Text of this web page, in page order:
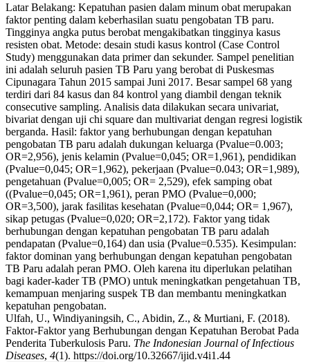
Latar Belakang: Kepatuhan pasien dalam minum obat merupakan
faktor penting dalam keberhasilan suatu pengobatan TB paru.
Tingginya angka putus berobat mengakibatkan tingginya kasus
resisten obat. Metode: desain studi kasus kontrol (Case Control
Study) menggunakan data primer dan sekunder. Sampel penelitian
ini adalah seluruh pasien TB Paru yang berobat di Puskesmas
Cipunagara Tahun 2015 sampai Juni 2017. Besar sampel 68 yang
terdiri dari 84 kasus dan 84 kontrol yang diambil dengan teknik
consecutive sampling. Analisis data dilakukan secara univariat,
bivariat dengan uji chi square dan multivariat dengan regresi logistik
berganda. Hasil: faktor yang berhubungan dengan kepatuhan
pengobatan TB paru adalah dukungan keluarga (Pvalue=0.003;
OR=2,956), jenis kelamin (Pvalue=0,045; OR=1,961), pendidikan
(Pvalue=0,045; OR=1,962), pekerjaan (Pvalue=0.043; OR=1,989),
pengetahuan (Pvalue=0,005; OR= 2,529), efek samping obat
((Pvalue=0,045; OR=1,961), peran PMO (Pvalue=0,000;
OR=3,500), jarak fasilitas kesehatan (Pvalue=0,044; OR= 1,967),
sikap petugas (Pvalue=0,020; OR=2,172). Faktor yang tidak
berhubungan dengan kepatuhan pengobatan TB paru adalah
pendapatan (Pvalue=0,164) dan usia (Pvalue=0.535). Kesimpulan:
faktor dominan yang berhubungan dengan kepatuhan pengobatan
TB Paru adalah peran PMO. Oleh karena itu diperlukan pelatihan
bagi kader-kader TB (PMO) untuk meningkatkan pengetahuan TB,
kemampuan menjaring suspek TB dan membantu meningkatkan
kepatuhan pengobatan.
Ulfah, U., Windiyaningsih, C., Abidin, Z., & Murtiani, F. (2018).
Faktor-Faktor yang Berhubungan dengan Kepatuhan Berobat Pada
Penderita Tuberkulosis Paru. The Indonesian Journal of Infectious
Diseases, 4(1). https://doi.org/10.32667/ijid.v4i1.44